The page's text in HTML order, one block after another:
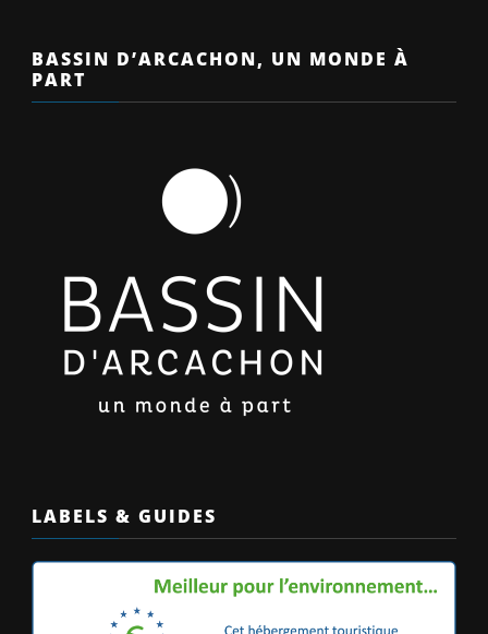
BASSIN D’ARCACHON, UN MONDE À
PART
LABELS & GUIDES